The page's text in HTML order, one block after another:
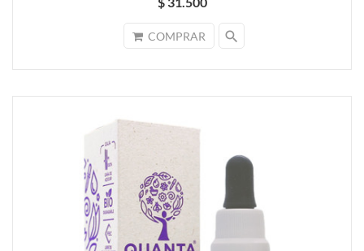
COMPRAR search